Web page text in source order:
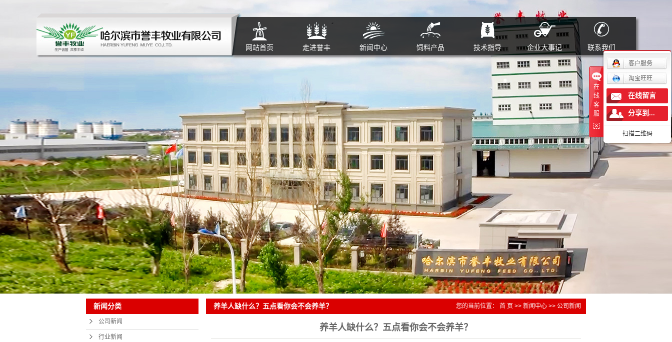
网站首页 走进誉丰
厂容厂貌
员工天地
企业之魂
企业大事记
公司荣誉
培养商户
联系我们
新闻中心
行业新闻
技术知识
饲料产品
牛饲料
羊饲料
招财系列
如意系列产品
鸡饲料
技术指导 企业大事记 联系我们
新闻分类
公司新闻
行业新闻
养羊人缺什么？五点看你会不会养羊？ 您的当前位置： 首 页 >> 新闻中心 >> 公司新闻
养羊人缺什么？五点看你会不会养羊？
在
线
客
服
客户服务
淘宝旺旺
在线留言
分享到...
扫描二维码